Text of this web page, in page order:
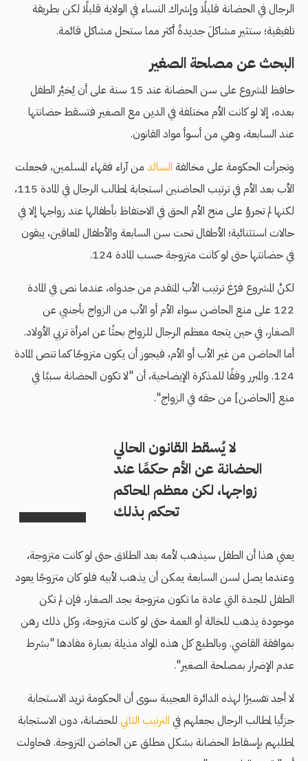
الرجال في الحضانة قليلًا وإشراك النساء في الولاية قليلًا لكن بطريقة
تلفيقية؛ ستثير مشاكلَ جديدةً أكثر مما ستحل مشاكل قائمة.
البحث عن مصلحة الصغير
حافظ المشروع على سن الحضانة عند 15 سنة على أن يُخيَّر الطفل
بعده، إلا لو كانت الأم مختلفة في الدين مع الصغير فتسقط حضانتها
عند السابعة، وهي من أسوأ مواد القانون.
وتجرأت الحكومة على مخالفة السائد من آراء فقهاء المسلمين، فجعلت
الأب بعد الأم في ترتيب الحاضنين استجابة لمطالب الرجال في المادة 115،
لكنها لم تجرؤ على منح الأم الحق في الاحتفاظ بأطفالها عند زواجها إلا في
حالات استثنائية؛ الأطفال تحت سن السابعة والأطفال المعاقين، يبقون
في حضانتها حتى لو كانت متزوجة حسب المادة 124.
لكنَّ المشروع فرّغ ترتيب الأب المتقدم من جدواه، عندما نص في المادة
122 على منع الحاضن سواء الأم أو الأب من الزواج بأجنبي عن
الصغار، في حين يتجه معظم الرجال للزواج بحثًا عن امرأة تربي الأولاد.
أما الحاضن من غير الأب أو الأم، فيجوز أن يكون متزوجًا كما تنص المادة
124. والمبرر وفقًا للمذكرة الإيضاحية، أن "لا تكون الحضانة سببًا في
منع [الحاضن] من حقه في الزواج".
لا يُسقط القانون الحالي
الحضانة عن الأم حكمًا عند
زواجها، لكن معظم المحاكم
تحكم بذلك
يعني هذا أن الطفل سيذهب لأمه بعد الطلاق حتى لو كانت متزوجة،
وعندما يصل لسن السابعة يمكن أن يذهب لأبيه فلو كان متزوجًا يعود
الطفل للجدة التي عادة ما تكون متزوجة بجد الصغار، فإن لم تكن
موجودة يذهب للخالة أو العمة حتى لو كانت متزوجة، وكل ذلك رهن
بموافقة القاضي. وبالطبع كل هذه المواد مذيلة بعبارة مفادها "بشرط
عدم الإضرار بمصلحة الصغير".
لا أجد تفسيرًا لهذه الدائرة العجيبة سوى أن الحكومة تريد الاستجابة
جزئًيا لمطالب الرجال بجعلهم في الترتيب الثاني للحضانة، دون الاستجابة
لمطلبهم بإسقاط الحضانة بشكل مطلق عن الحاضن المتزوجة. فحاولت